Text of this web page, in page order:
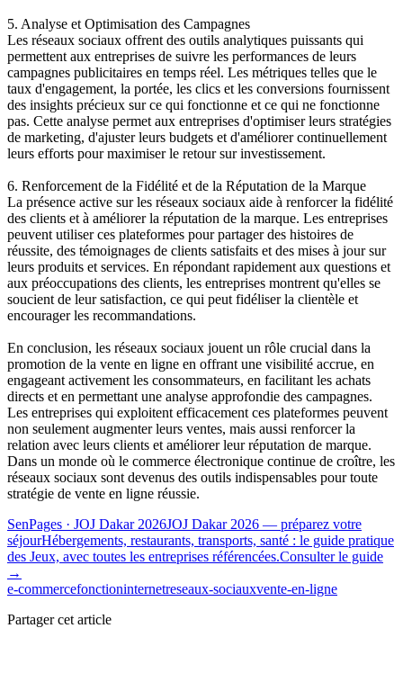
5. Analyse et Optimisation des Campagnes
Les réseaux sociaux offrent des outils analytiques puissants qui
permettent aux entreprises de suivre les performances de leurs
campagnes publicitaires en temps réel. Les métriques telles que le
taux d'engagement, la portée, les clics et les conversions fournissent
des insights précieux sur ce qui fonctionne et ce qui ne fonctionne
pas. Cette analyse permet aux entreprises d'optimiser leurs stratégies
de marketing, d'ajuster leurs budgets et d'améliorer continuellement
leurs efforts pour maximiser le retour sur investissement.
6. Renforcement de la Fidélité et de la Réputation de la Marque
La présence active sur les réseaux sociaux aide à renforcer la fidélité
des clients et à améliorer la réputation de la marque. Les entreprises
peuvent utiliser ces plateformes pour partager des histoires de
réussite, des témoignages de clients satisfaits et des mises à jour sur
leurs produits et services. En répondant rapidement aux questions et
aux préoccupations des clients, les entreprises montrent qu'elles se
soucient de leur satisfaction, ce qui peut fidéliser la clientèle et
encourager les recommandations.
En conclusion, les réseaux sociaux jouent un rôle crucial dans la
promotion de la vente en ligne en offrant une visibilité accrue, en
engageant activement les consommateurs, en facilitant les achats
directs et en permettant une analyse approfondie des campagnes.
Les entreprises qui exploitent efficacement ces plateformes peuvent
non seulement augmenter leurs ventes, mais aussi renforcer la
relation avec leurs clients et améliorer leur réputation de marque.
Dans un monde où le commerce électronique continue de croître, les
réseaux sociaux sont devenus des outils indispensables pour toute
stratégie de vente en ligne réussie.
SenPages · JOJ Dakar 2026JOJ Dakar 2026 — préparez votre
séjourHébergements, restaurants, transports, santé : le guide pratique
des Jeux, avec toutes les entreprises référencées.Consulter le guide
→
e-commercefonctioninternetreseaux-sociauxvente-en-ligne
Partager cet article